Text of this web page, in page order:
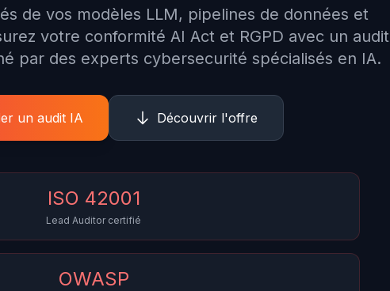
de vos modèles LLM, pipelines de données et
votre conformité AI Act et RGPD avec un audit
par des experts cybersecurité spécialisés en IA.
un audit IA Découvrir l'offre
ISO 42001
Lead Auditor certifié
OWASP